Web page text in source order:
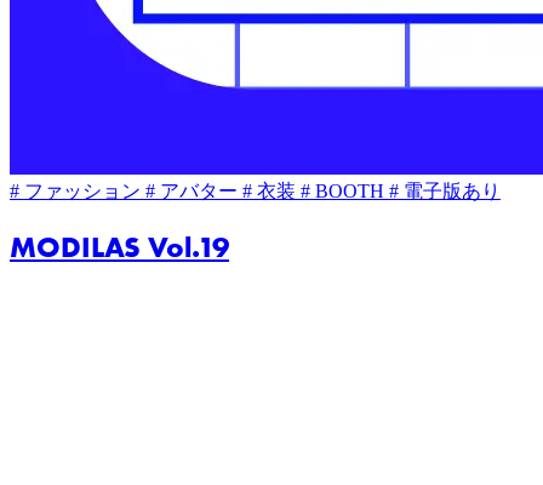
# ファッション # アバター # 衣装 # BOOTH # 電子版あり
MODILAS Vol.19